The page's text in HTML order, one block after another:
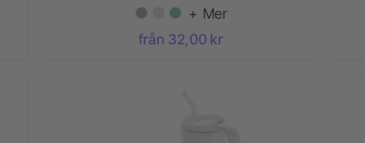
+ Mer
från 32,00 kr